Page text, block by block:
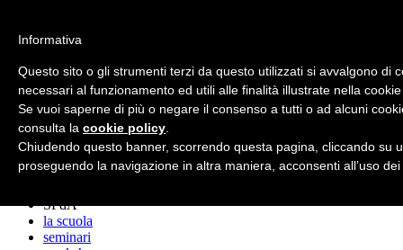
archos
lo studio
progetti
lectures
stampa
SPdA
la scuola
seminari
Informativa
Questo sito o gli strumenti terzi da questo utilizzati si avvalgono di
necessari al funzionamento ed utili alle finalità illustrate nella
Se vuoi saperne di più o negare il consenso a tutti o ad alcuni
consulta la cookie policy
Chiudendo questo banner, scorrendo questa pagina, cliccando su
proseguendo la navigazione in altra maniera, acconsenti all’uso